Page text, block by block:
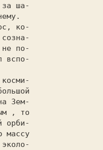
за ша-
по-
вспо-
Зем-
, то
орби-
массу